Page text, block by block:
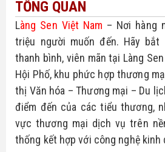
Kim Oanh Group
Đất nền Bình Phước
Đất nền Bảo Lộc
Đất nền Long An
Đất nền Tây Ninh
Mua bán ký gửi
Thuê nhà - căn hộ
Bất Động Sản HCM
Thiết kế website
Tuyển dụng tài xế Xanh SM
Bike
Nhà ở xã hội Bình Dương
Chủ đầu tư uy tín
Thông tin quy hoạch
Liên hệ
Tuyển dụng
TỔNG QUAN
Làng Sen Việt Nam – Nơi hàng
triệu người muốn đến. Hãy
thanh bình, viên mãn tại Làng
Hội Phố, khu phức hợp thương
thị Văn hóa – Thương mại – Du
điểm đến của các tiểu thương,
vực thương mại dịch vụ trên
thống kết hợp với công nghệ kinh